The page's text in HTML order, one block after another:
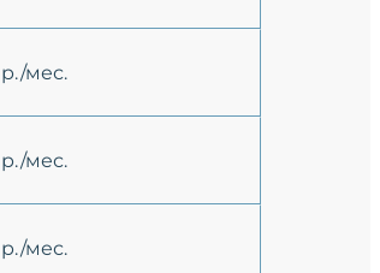
мес.
мес.
мес.